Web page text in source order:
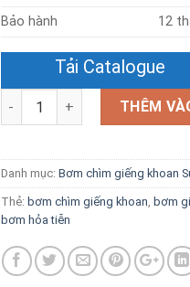
Bảo hành
12
Tải Catalogue
Số lượng THÊM
Danh mục: Bơm chìm giếng khoan
Thẻ: bơm chìm giếng khoan bơm
bơm hỏa tiễn